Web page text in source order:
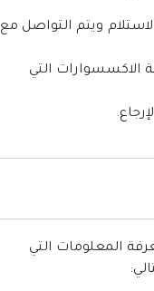
متجر المنيع خلال 7 أيام من تاريخ الاستلام ويتم التواصل مع
الاكسسوارات التي
المعلومات التي